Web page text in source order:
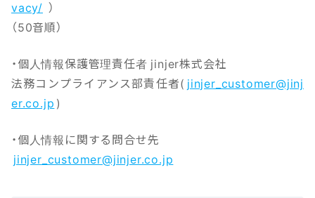
vacy/ ）
（50音順）
・個人情報保護管理責任者 jinjer株式会社
法務コンプライアンス部責任者( jinjer_customer@jinj
er.co.jp )
・個人情報に関する問合せ先
jinjer_customer@jinjer.co.jp